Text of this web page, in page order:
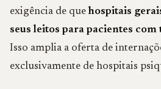
exigência de que hospitais
seus leitos para pacientes
Isso amplia a oferta de
exclusivamente de hospitais